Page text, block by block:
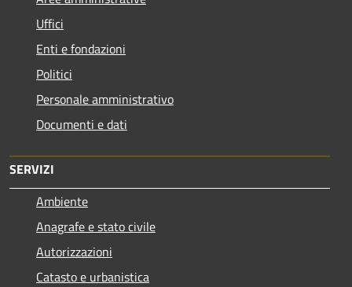
Uffici
Enti e fondazioni
Politici
Personale amministrativo
Documenti e dati
SERVIZI
Ambiente
Anagrafe e stato civile
Autorizzazioni
Catasto e urbanistica